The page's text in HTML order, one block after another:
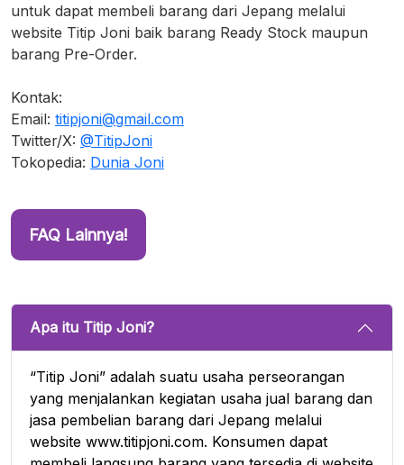
untuk dapat membeli barang dari Jepang melalui
website Titip Joni baik barang Ready Stock maupun
barang Pre-Order.
Kontak:
Email: titipjoni@gmail.com
Twitter/X: @TitipJoni
Tokopedia: Dunia Joni
FAQ Lainnya!
Apa itu Titip Joni?
“Titip Joni” adalah suatu usaha perseorangan
yang menjalankan kegiatan usaha jual barang dan
jasa pembelian barang dari Jepang melalui
website www.titipjoni.com. Konsumen dapat